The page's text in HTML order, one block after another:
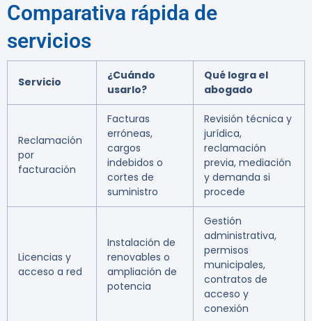
Comparativa rápida de
servicios
Servicio
¿Cuándo
usarlo?
Qué logra el
abogado
Reclamación
por
facturación
Facturas
erróneas,
cargos
indebidos o
cortes de
suministro
Revisión técnica y
jurídica,
reclamación
previa, mediación
y demanda si
procede
Licencias y
acceso a red
Instalación de
renovables o
ampliación de
potencia
Gestión
administrativa,
permisos
municipales,
contratos de
acceso y
conexión